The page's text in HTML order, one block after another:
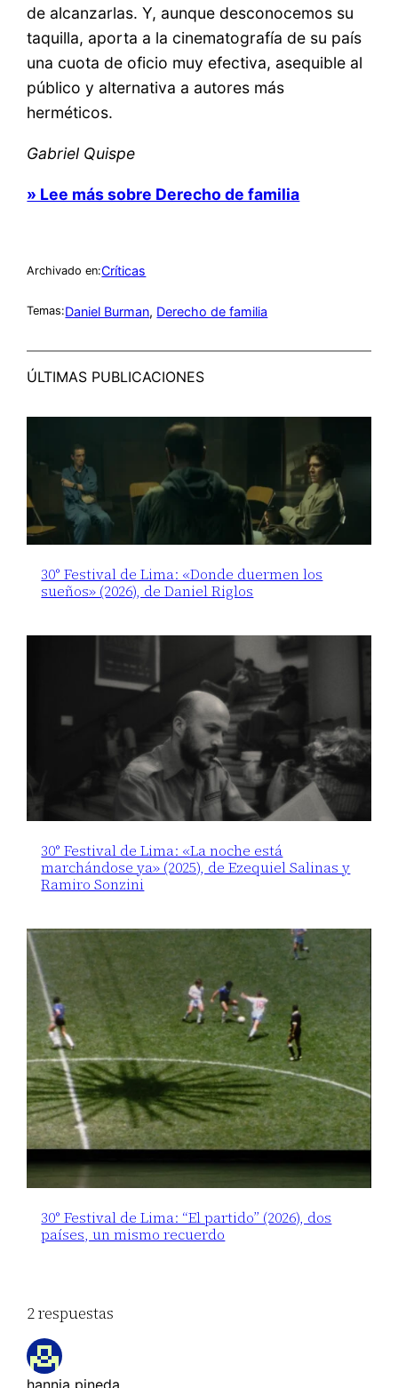
de alcanzarlas. Y, aunque desconocemos su
taquilla, aporta a la cinematografía de su país
una cuota de oficio muy efectiva, asequible al
público y alternativa a autores más
herméticos.
Gabriel Quispe
» Lee más sobre Derecho de familia
Archivado en:Críticas
Temas:Daniel Burman, Derecho de familia
ÚLTIMAS PUBLICACIONES
30° Festival de Lima: «Donde duermen los
sueños» (2026), de Daniel Riglos
30° Festival de Lima: «La noche está
marchándose ya» (2025), de Ezequiel Salinas y
Ramiro Sonzini
30° Festival de Lima: “El partido” (2026), dos
países, un mismo recuerdo
2 respuestas